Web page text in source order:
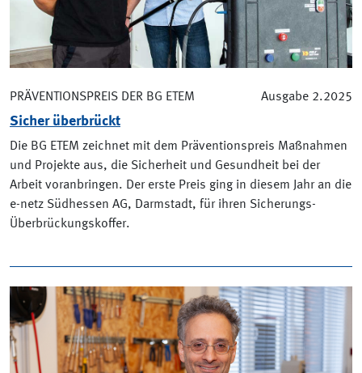
PRÄVENTIONSPREIS DER BG ETEM Ausgabe 2.2025
Sicher überbrückt
Die BG ETEM zeichnet mit dem Präventionspreis Maßnahmen
und Projekte aus, die Sicherheit und Gesundheit bei der
Arbeit voranbringen. Der erste Preis ging in diesem Jahr an die
e-netz Südhessen AG, Darmstadt, für ihren Sicherungs-
Überbrückungskoffer.